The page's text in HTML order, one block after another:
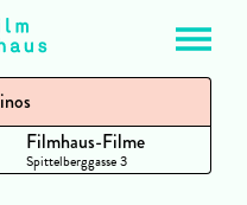
Filmhaus-Filme
Spittelberggasse 3